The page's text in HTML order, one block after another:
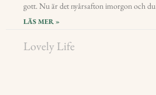
gott. Nu är det nyårsafton imorgon och du
LÄS MER »
Lovely Life